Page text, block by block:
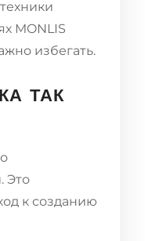
MONLIS
избегать.
ТАК
Это
к созданию